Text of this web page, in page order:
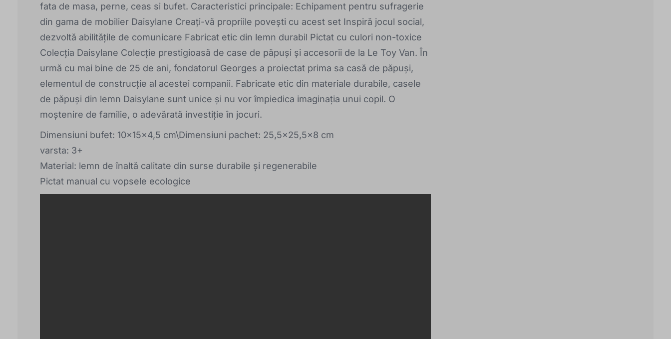
fata de masa, perne, ceas si bufet. Caracteristici principale: Echipament pentru sufragerie
din gama de mobilier Daisylane Creați-vă propriile povești cu acest set Inspiră jocul social,
dezvoltă abilitățile de comunicare Fabricat etic din lemn durabil Pictat cu culori non-toxice
Colecția Daisylane Colecție prestigioasă de case de păpuși și accesorii de la Le Toy Van. În
urmă cu mai bine de 25 de ani, fondatorul Georges a proiectat prima sa casă de păpuși,
elementul de construcție al acestei companii. Fabricate etic din materiale durabile, casele
de păpuși din lemn Daisylane sunt unice și nu vor împiedica imaginația unui copil. O
moștenire de familie, o adevărată investiție în jocuri.
Dimensiuni bufet: 10x15x4,5 cm\Dimensiuni pachet: 25,5x25,5x8 cm
varsta: 3+
Material: lemn de înaltă calitate din surse durabile și regenerabile
Pictat manual cu vopsele ecologice